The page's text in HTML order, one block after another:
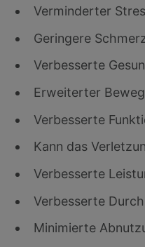
Verminderter
Geringere
Verbesserte
Erweiterter
Verbesserte
Kann das
Verbesserte
Verbesserte
Minimierte